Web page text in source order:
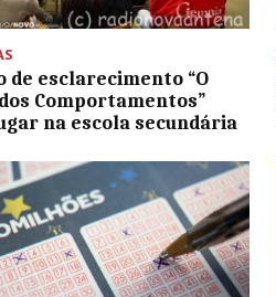
de esclarecimento “O
Comportamentos”
na escola secundária